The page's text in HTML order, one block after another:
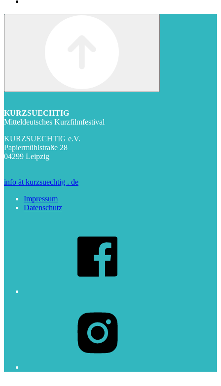
KURZSUECHTIG
Mitteldeutsches Kurzfilmfestival
KURZSUECHTIG e.V.
Papiermühlstraße 28
04299 Leipzig
info ät kurzsuechtig . de
Impressum
Datenschutz